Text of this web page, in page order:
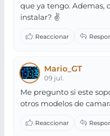
que ya tengo. Ademas,
instalar? ✌️
Mario_GT
09 jul.
Me pregunto si este
otros modelos de